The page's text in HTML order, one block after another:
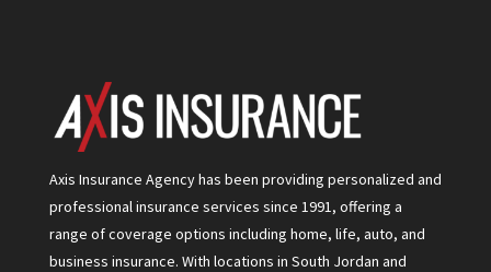
Axis Insurance Agency has been providing personalized and
professional insurance services since 1991, offering a
range of coverage options including home, life, auto, and
business insurance. With locations in South Jordan and